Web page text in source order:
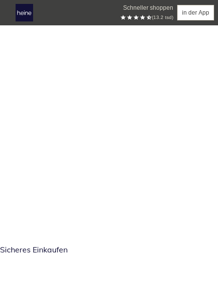
Schneller shoppen
(13.2 tsd)
in der App
Sicheres Einkaufen